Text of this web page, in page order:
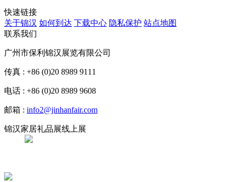
快速链接
关于锦汉 如何到达 下载中心 隐私保护 站点地图
联系我们
广州市保利锦汉展览有限公司
传真 : +86 (0)20 8989 9111
电话 : +86 (0)20 8989 9608
邮箱 : info2@jinhanfair.com
锦汉家居礼品展线上展